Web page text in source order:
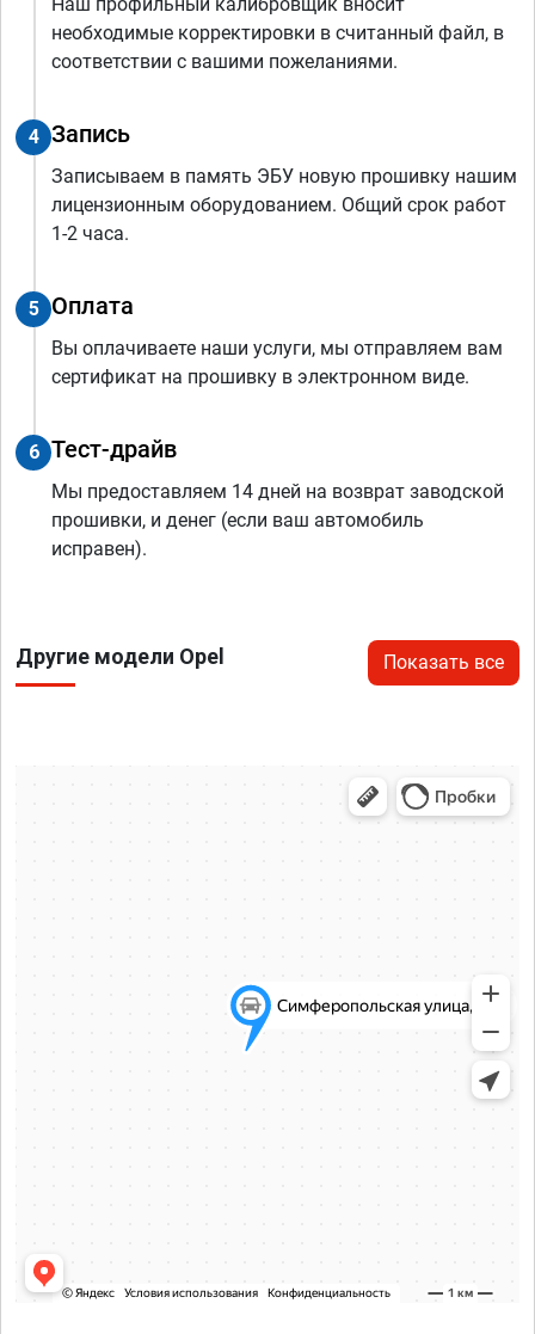
необходимые корректировки в считанный файл, в
соответствии с вашими пожеланиями.
4 Запись
Записываем в память ЭБУ новую прошивку нашим
лицензионным оборудованием. Общий срок работ
1-2 часа.
5 Оплата
Вы оплачиваете наши услуги, мы отправляем вам
сертификат на прошивку в электронном виде.
6 Тест-драйв
Мы предоставляем 14 дней на возврат заводской
прошивки, и денег (если ваш автомобиль
исправен).
Другие модели Opel Показать все